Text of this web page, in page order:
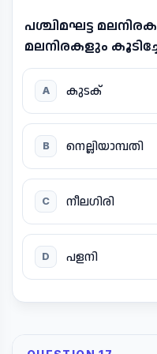
പശ്ചിമഘട്ട
മലനിരകളും
A കുടക്
B നെല്ലിയാമ്പതി
C നീലഗിരി
D പളനി